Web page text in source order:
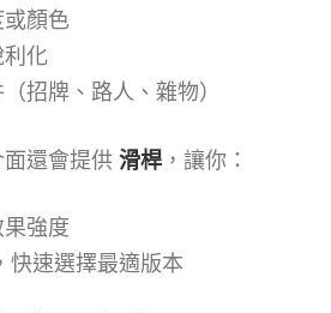
顏色
化
招牌、路人、雜物）
還會提供 滑桿，讓你：
強度
快速選擇最適版本